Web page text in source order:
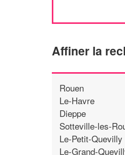
Affiner la
Rouen
Le-Havre
Dieppe
Sotteville-les-
Le-Petit-Quevilly
Le-Grand-